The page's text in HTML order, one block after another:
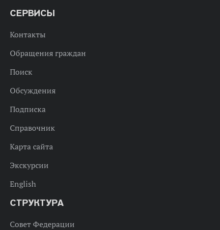
СЕРВИСЫ
Контакты
Обращения граждан
Поиск
Обсуждения
Подписка
Справочник
Карта сайта
Экскурсии
English
СТРУКТУРА
Совет Федерации